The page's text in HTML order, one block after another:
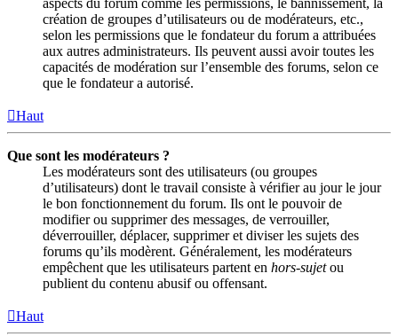
création de groupes d’utilisateurs ou de modérateurs, etc.,
selon les permissions que le fondateur du forum a attribuées
aux autres administrateurs. Ils peuvent aussi avoir toutes les
capacités de modération sur l’ensemble des forums, selon ce
que le fondateur a autorisé.
Haut
Que sont les modérateurs ?
Les modérateurs sont des utilisateurs (ou groupes
d’utilisateurs) dont le travail consiste à vérifier au jour le jour
le bon fonctionnement du forum. Ils ont le pouvoir de
modifier ou supprimer des messages, de verrouiller,
déverrouiller, déplacer, supprimer et diviser les sujets des
forums qu’ils modèrent. Généralement, les modérateurs
empêchent que les utilisateurs partent en hors-sujetou
publient du contenu abusif ou offensant.
Haut